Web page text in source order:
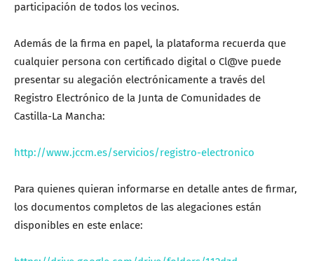
participación de todos los vecinos.
Además de la firma en papel, la plataforma recuerda que
cualquier persona con certificado digital o Cl@ve puede
presentar su alegación electrónicamente a través del
Registro Electrónico de la Junta de Comunidades de
Castilla-La Mancha:
http://www.jccm.es/servicios/registro-electronico
Para quienes quieran informarse en detalle antes de firmar,
los documentos completos de las alegaciones están
disponibles en este enlace: